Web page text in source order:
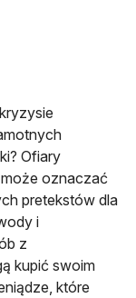
Ofiary
oznaczać
pretekstów dla
i
z
kupić swoim
które